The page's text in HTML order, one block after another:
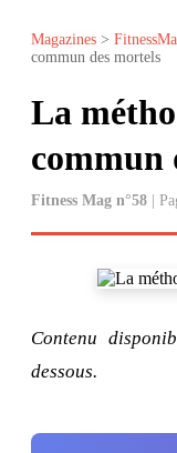
Magazines >
commun des mortels
La
commun
Fitness Mag n°58 |
Contenu
dessous.